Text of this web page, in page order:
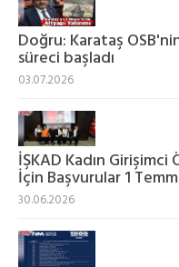
Doğru: Karataş
süreci başladı
03.07.2026
İŞKAD Kadın
İçin Başvurular 1
30.06.2026